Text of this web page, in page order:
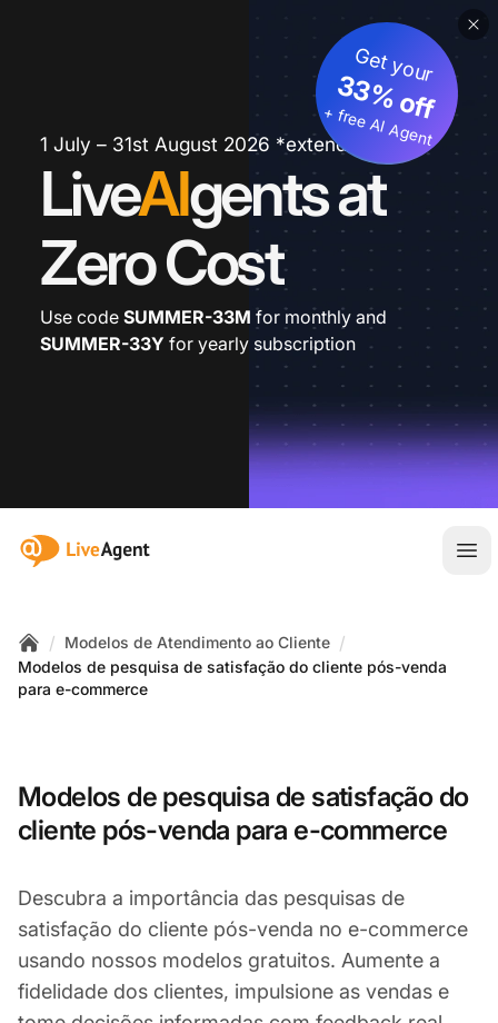
1 July – 31st August 2026 *extended
LiveAIgents at
Zero Cost
Get your
33% off
+ free AI Agent
Use code SUMMER-33M for monthly and
SUMMER-33Y for yearly subscription
:site.title
Home
/ Modelos de Atendimento ao Cliente /
Modelos de pesquisa de satisfação do cliente pós-venda
para e-commerce
Modelos de pesquisa de satisfação do
cliente pós-venda para e-commerce
Descubra a importância das pesquisas de
satisfação do cliente pós-venda no e-commerce
usando nossos modelos gratuitos. Aumente a
fidelidade dos clientes, impulsione as vendas e